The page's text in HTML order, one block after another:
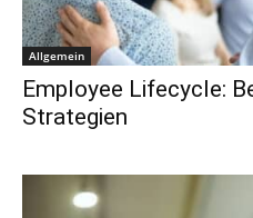
Allgemein
Employee Lifecycle:
Strategien